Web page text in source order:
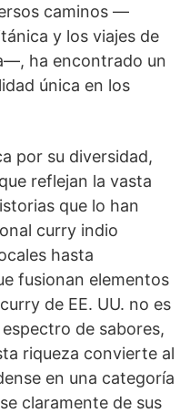
caminos —
y los viajes de
ha encontrado un
única en los
por su diversidad,
reflejan la vasta
que lo han
curry indio
hasta
fusionan elementos
de EE. UU. no es
de sabores,
riqueza convierte al
en una categoría
claramente de sus